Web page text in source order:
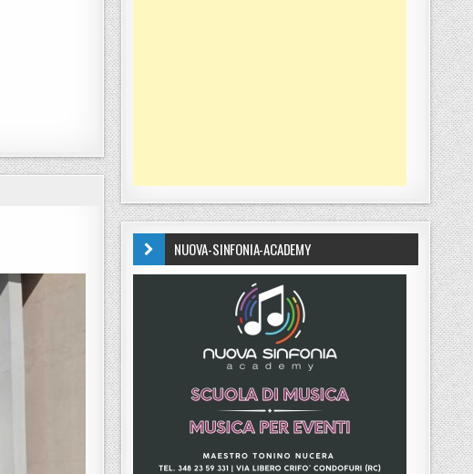
NUOVA-SINFONIA-ACADEMY